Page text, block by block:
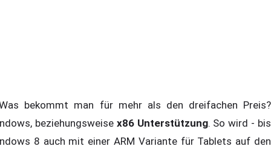
bekommt man für mehr als den dreifachen Preis?
beziehungsweise x86 Unterstützung. So wird - bis
8 auch mit einer ARM Variante für Tablets auf den